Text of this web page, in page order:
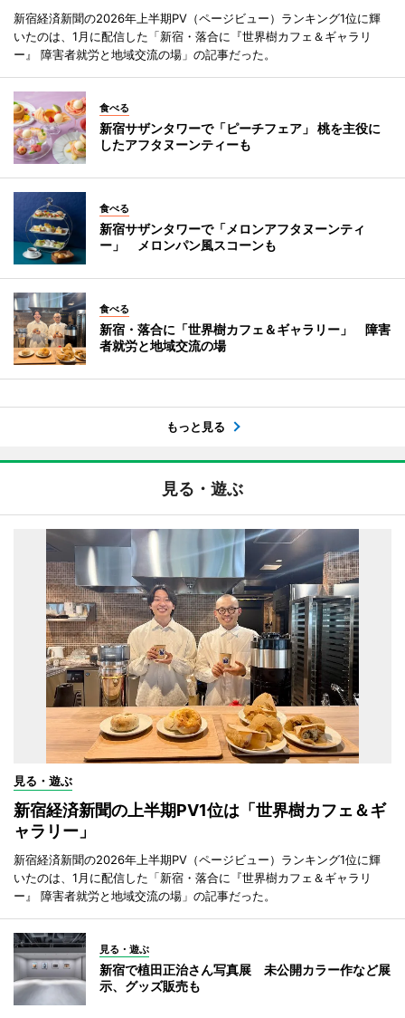
新宿経済新聞の2026年上半期PV（ページビュー）ランキング1位に輝
いたのは、1月に配信した「新宿・落合に『世界樹カフェ＆ギャラリ
ー』 障害者就労と地域交流の場」の記事だった。
食べる
新宿サザンタワーで「ピーチフェア」 桃を主役に
したアフタヌーンティーも
食べる
新宿サザンタワーで「メロンアフタヌーンティ
ー」 メロンパン風スコーンも
食べる
新宿・落合に「世界樹カフェ＆ギャラリー」 障害
者就労と地域交流の場
もっと見る
見る・遊ぶ
見る・遊ぶ
新宿経済新聞の上半期PV1位は「世界樹カフェ＆ギ
ャラリー」
新宿経済新聞の2026年上半期PV（ページビュー）ランキング1位に輝
いたのは、1月に配信した「新宿・落合に『世界樹カフェ＆ギャラリ
ー』 障害者就労と地域交流の場」の記事だった。
見る・遊ぶ
新宿で植田正治さん写真展 未公開カラー作など展
示、グッズ販売も